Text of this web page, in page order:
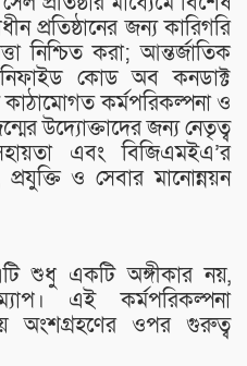
প্রতিষ্ঠানের জন্য কারিগরি
নিশ্চিত করা; আন্তর্জাতিক
কোড অব কনডাক্ট
কর্মপরিকল্পনা ও
উদ্যোক্তাদের জন্য নেতৃত্ব
এবং বিজিএমইএ’র
প্রযুক্তি ও সেবার মানোন্নয়ন
শুধু একটি অঙ্গীকার নয়,
এই কর্মপরিকল্পনা
অংশগ্রহণের ওপর গুরুত্ব